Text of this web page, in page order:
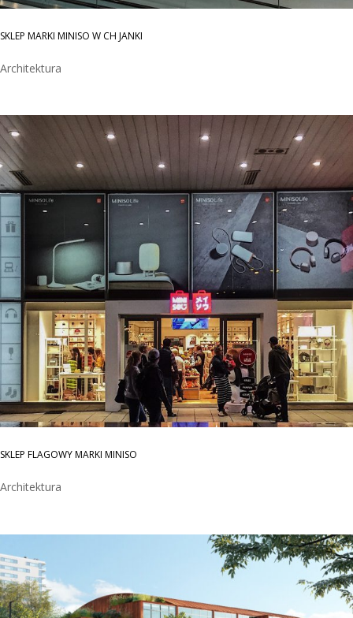
SKLEP MARKI MINISO W CH JANKI
Architektura
SKLEP FLAGOWY MARKI MINISO
Architektura